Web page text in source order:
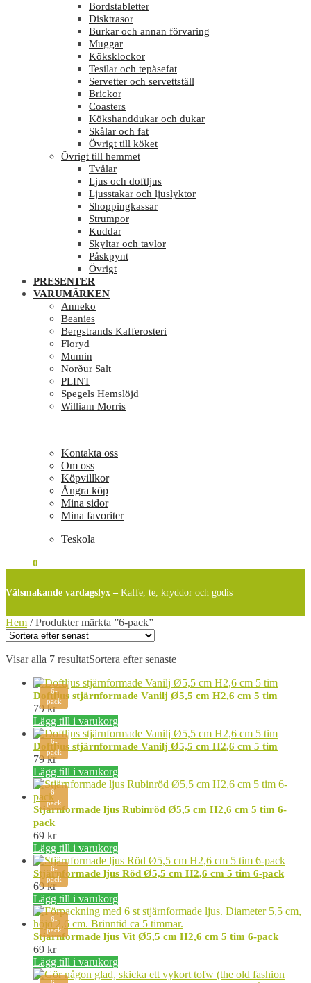
Bordstabletter
Disktrasor
Burkar och annan förvaring
Muggar
Köksklockor
Tesilar och tepåsefat
Servetter och servettställ
Brickor
Coasters
Kökshanddukar och dukar
Skålar och fat
Övrigt till köket
Övrigt till hemmet
Tvålar
Ljus och doftljus
Ljusstakar och ljuslyktor
Shoppingkassar
Strumpor
Kuddar
Skyltar och tavlor
Påskpynt
Övrigt
PRESENTER
VARUMÄRKEN
Anneko
Beanies
Bergstrands Kafferosteri
Floryd
Mumin
Norður Salt
PLINT
Spegels Hemslöjd
William Morris
Kontakta oss
Om oss
Köpvillkor
Ångra köp
Mina sidor
Mina favoriter
Teskola
0
Välsmakande vardagslyx – Kaffe, te, kryddor och godis
Hem /Produkter märkta ”6-pack”
Visar alla 7 resultatSortera efter senaste
6-
pack
Doftljus stjärnformade Vanilj Ø5,5 cm H2,6 cm 5 tim
79kr
Lägg till i varukorg
6-
pack
Doftljus stjärnformade Vanilj Ø5,5 cm H2,6 cm 5 tim
79kr
Lägg till i varukorg
6-
pack
Stjärnformade ljus Rubinröd Ø5,5 cm H2,6 cm 5 tim 6-
pack
69 kr
Lägg till i varukorg
6-
pack
Stjärnformade ljus Röd Ø5,5 cm H2,6 cm 5 tim 6-pack
69kr
Lägg till i varukorg
6-
pack
Stjärnformade ljus Vit Ø5,5 cm H2,6 cm 5 tim 6-pack
69 kr
Lägg till i varukorg